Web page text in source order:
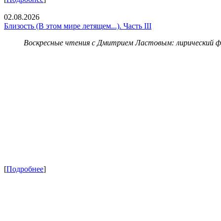
02.08.2026
Близость (В этом мире летящем...). Часть III
Воскресные чтения с Дмитрием Ластовым: лирический
[Подробнее]